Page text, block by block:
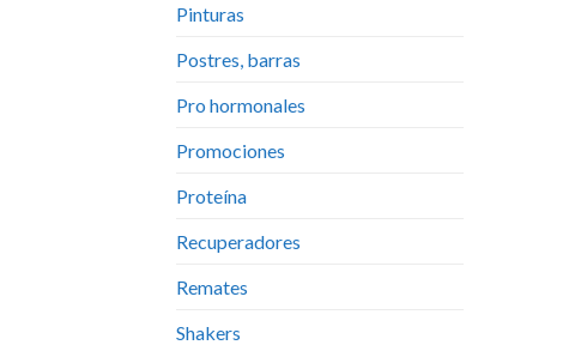
Pinturas
Postres, barras
Pro hormonales
Promociones
Proteína
Recuperadores
Remates
Shakers